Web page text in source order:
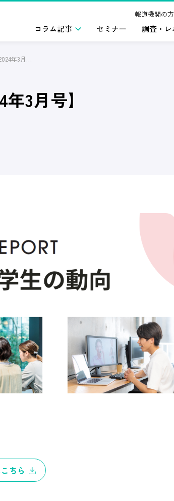
報道機関の
コラム記事 セミナー 調査・
企業の動向・学生の動向【2024年3月号】
3月号】
ちら